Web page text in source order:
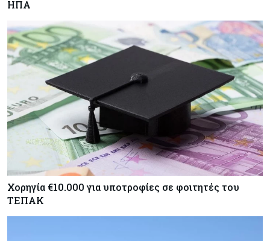
στις εξελίξεις στη Μ. Ανατολή
Κύπρος 06-08-2026
Ανοίγει ξανά από αύριο η οδική πρόσβαση στις
αφίξεις του αεροδρομίου Λάρνακας
ΗΠΑ
Χορηγία €10.000 για υποτροφίες σε φοιτητές του
ΤΕΠΑΚ